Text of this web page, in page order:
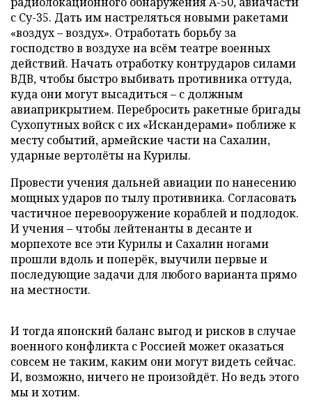
с Су-35. Дать им настреляться новыми ракетами
«воздух – воздух». Отработать борьбу за
господство в воздухе на всём театре военных
действий. Начать отработку контрударов силами
ВДВ, чтобы быстро выбивать противника оттуда,
куда они могут высадиться – с должным
авиаприкрытием. Перебросить ракетные бригады
Сухопутных войск с их «Искандерами» поближе к
месту событий, армейские части на Сахалин,
ударные вертолёты на Курилы.
Провести учения дальней авиации по нанесению
мощных ударов по тылу противника. Согласовать
частичное перевооружение кораблей и подлодок.
И учения – чтобы лейтенанты в десанте и
морпехоте все эти Курилы и Сахалин ногами
прошли вдоль и поперёк, выучили первые и
последующие задачи для любого варианта прямо
на местности.
И тогда японский баланс выгод и рисков в случае
военного конфликта с Россией может оказаться
совсем не таким, каким они могут видеть сейчас.
И, возможно, ничего не произойдёт. Но ведь этого
мы и хотим.